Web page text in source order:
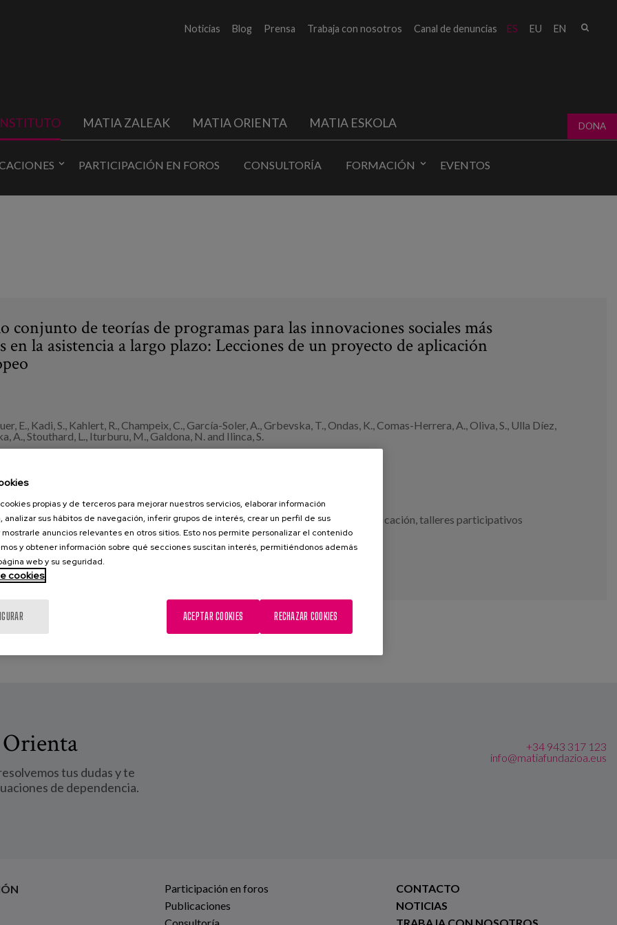
ES EU EN
Noticias Blog Prensa Trabaja con nosotros Canal de denuncias
MATIA ZALEAK MATIA ORIENTA MATIA ESKOLA DONA
PARTICIPACIÓN EN FOROS CONSULTORÍA FORMACIÓN EVENTOS
conjunto de teorías de programas para las innovaciones sociales más
en la asistencia a largo plazo: Lecciones de un proyecto de aplicación
E., Kadi, S., Kahlert, R., Champeix, C., García-Soler, A., Grbevska, T., Ondas, K., Comas-Herrera, A., Oliva, S., Ulla Díez,
A., Stouthard, L., Iturburu, M., Galdona, N. and Ilinca, S.
of Long-Term Care, (2025), pp. 1–11.
innovación social,Teoría del Cambio,cuidados de larga duración,teoría de planificación,talleres participativos
tus dudas y te
de dependencia.
+34 943 317 123
info@matiafundazioa.eus
Participación en foros
Publicaciones
Consultoría
CONTACTO
NOTICIAS
TRABAJA CON NOSOTROS
propias y de terceros para mejorar nuestros servicios, elaborar información
analizar sus hábitos de navegación, inferir grupos de interés, crear un perfil de sus
anuncios relevantes en otros sitios. Esto nos permite personalizar el contenido
y obtener información sobre qué secciones suscitan interés, permitiéndonos además
web y su seguridad.
cookies
RECHAZAR COOKIES
ACEPTAR COOKIES